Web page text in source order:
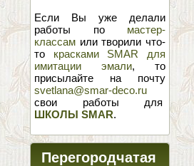
Если Вы уже делали
работы по мастер-
классам или творили что-
то красками SMAR для
имитации эмали, то
присылайте на почту
svetlana@smar-deco.ru
свои работы для
ШКОЛЫ SMAR.
Перегородчатая